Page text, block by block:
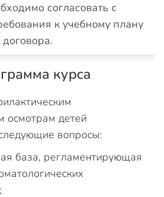
согласовать с
к учебному плану
курса
осмотрам детей
вопросы:
база, регламентирующая